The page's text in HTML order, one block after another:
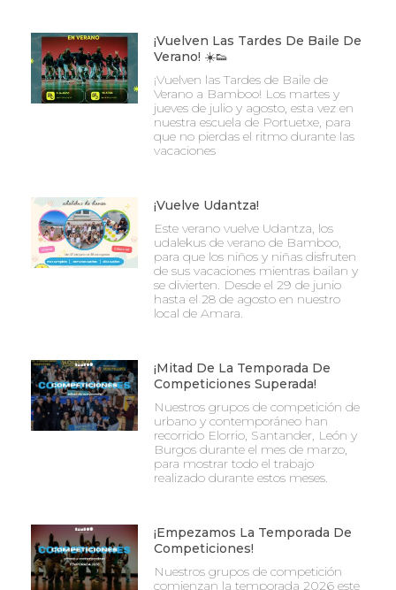
¡Vuelven Las Tardes De Baile De
Verano! ☀️👟
¡Vuelven las Tardes de Baile de
Verano a Bamboo! Los martes y
jueves de julio y agosto, esta vez en
nuestra escuela de Portuetxe, para
que no pierdas el ritmo durante las
vacaciones
¡Vuelve Udantza!
Este verano vuelve Udantza, los
udalekus de verano de Bamboo,
para que los niños y niñas disfruten
de sus vacaciones mientras bailan y
se divierten. Desde el 29 de junio
hasta el 28 de agosto en nuestro
local de Amara.
¡Mitad De La Temporada De
Competiciones Superada!
Nuestros grupos de competición de
urbano y contemporáneo han
recorrido Elorrio, Santander, León y
Burgos durante el mes de marzo,
para mostrar todo el trabajo
realizado durante estos meses.
¡Empezamos La Temporada De
Competiciones!
Nuestros grupos de competición
comienzan la temporada 2026 este